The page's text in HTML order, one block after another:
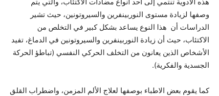
هذه الادوية تنتمي إلى أحد أنواع مضادات الاكتئاب، والتي يتم
وصفها لزيادة مستوى النوربينفرين والسيروتونين، حيث تشير
الدراسات أن هذا النوع يساعد بشكل كبير في التخلص من
الاكتئاب، حيث أن زيادة النوربينفرين والسيروتونين في الدماغ، تفيد
الأشخاص الذين يعانون من التخلف الحركي النفسي (تباطؤ الحركة
الجسدية والفكرية).
كما يقوم بعض الاطباء بوصفها لعلاج الألم المزمن، واضطراب القلق